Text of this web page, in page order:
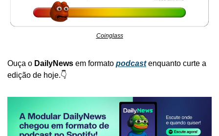
Coinglass
Ouça o DailyNews em formato podcast enquanto curte a
edição de hoje.👇